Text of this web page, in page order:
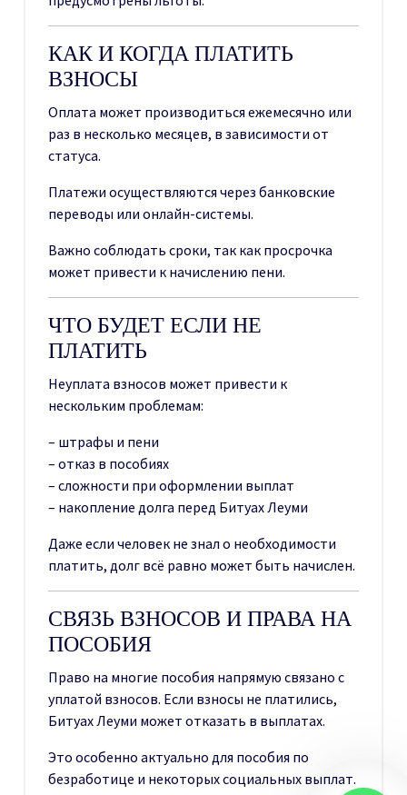
КАК И КОГДА ПЛАТИТЬ
ВЗНОСЫ
Оплата может производиться ежемесячно или
раз в несколько месяцев, в зависимости от
статуса.
Платежи осуществляются через банковские
переводы или онлайн-системы.
Важно соблюдать сроки, так как просрочка
может привести к начислению пени.
ЧТО БУДЕТ ЕСЛИ НЕ
ПЛАТИТЬ
Неуплата взносов может привести к
нескольким проблемам:
– штрафы и пени
– отказ в пособиях
– сложности при оформлении выплат
– накопление долга перед Битуах Леуми
Даже если человек не знал о необходимости
платить, долг всё равно может быть начислен.
СВЯЗЬ ВЗНОСОВ И ПРАВА НА
ПОСОБИЯ
Право на многие пособия напрямую связано с
уплатой взносов. Если взносы не платились,
Битуах Леуми может отказать в выплатах.
Это особенно актуально для пособия по
безработице и некоторых социальных выплат.